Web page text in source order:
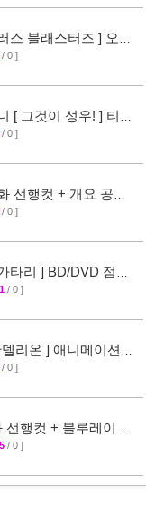
스 블래스터즈 ] 오프
/ 0 ]
[ 그것이 성우! ] 티저
/ 0 ]
선행컷 + 개요 공
/ 0 ]
타리 ] BD/DVD 점포
/ 0 ]
리온 ] 애니메이션화
/ 0 ]
선행컷 + 블루레이
/ 0 ]